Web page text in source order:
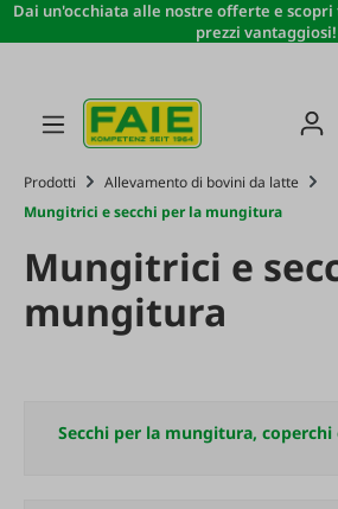
Passa al contenuto principale
Dai un'occhiata alle nostre offerte e
prezzi vantaggiosi!
Prodotti
Allevamento di bovini da latte
Mungitrici e secchi per la mungitura
Mungitrici e
mungitura
Secchi per la mungitura,